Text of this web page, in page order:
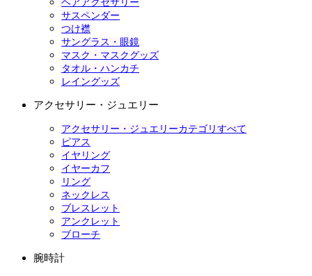
ヘアアクセサリー
サスペンダー
つけ襟
サングラス・眼鏡
マスク・マスクグッズ
タオル・ハンカチ
レイングッズ
アクセサリー・ジュエリー
アクセサリー・ジュエリーカテゴリすべて
ピアス
イヤリング
イヤーカフ
リング
ネックレス
ブレスレット
アンクレット
ブローチ
腕時計